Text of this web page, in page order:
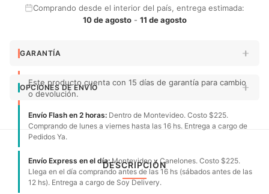
Comprando desde el interior del país, entrega estimada:
10 de agosto- 11 de agosto
GARANTÍA
Este producto cuenta con 15 días de garantía para cambio
o devolución.
OPCIONES DE ENVÍO
Envío Flash en 2 horas: Dentro de Montevideo. Costo $225.
Comprando de lunes a viernes hasta las 16 hs. Entrega a cargo de
Pedidos Ya.
Envío Express en el día:Montevideo y Canelones. Costo $225.
Llega en el día comprando antes de las 16 hs (sábados antes de las
12 hs). Entrega a cargo de Soy Delivery.
DESCRIPCIÓN